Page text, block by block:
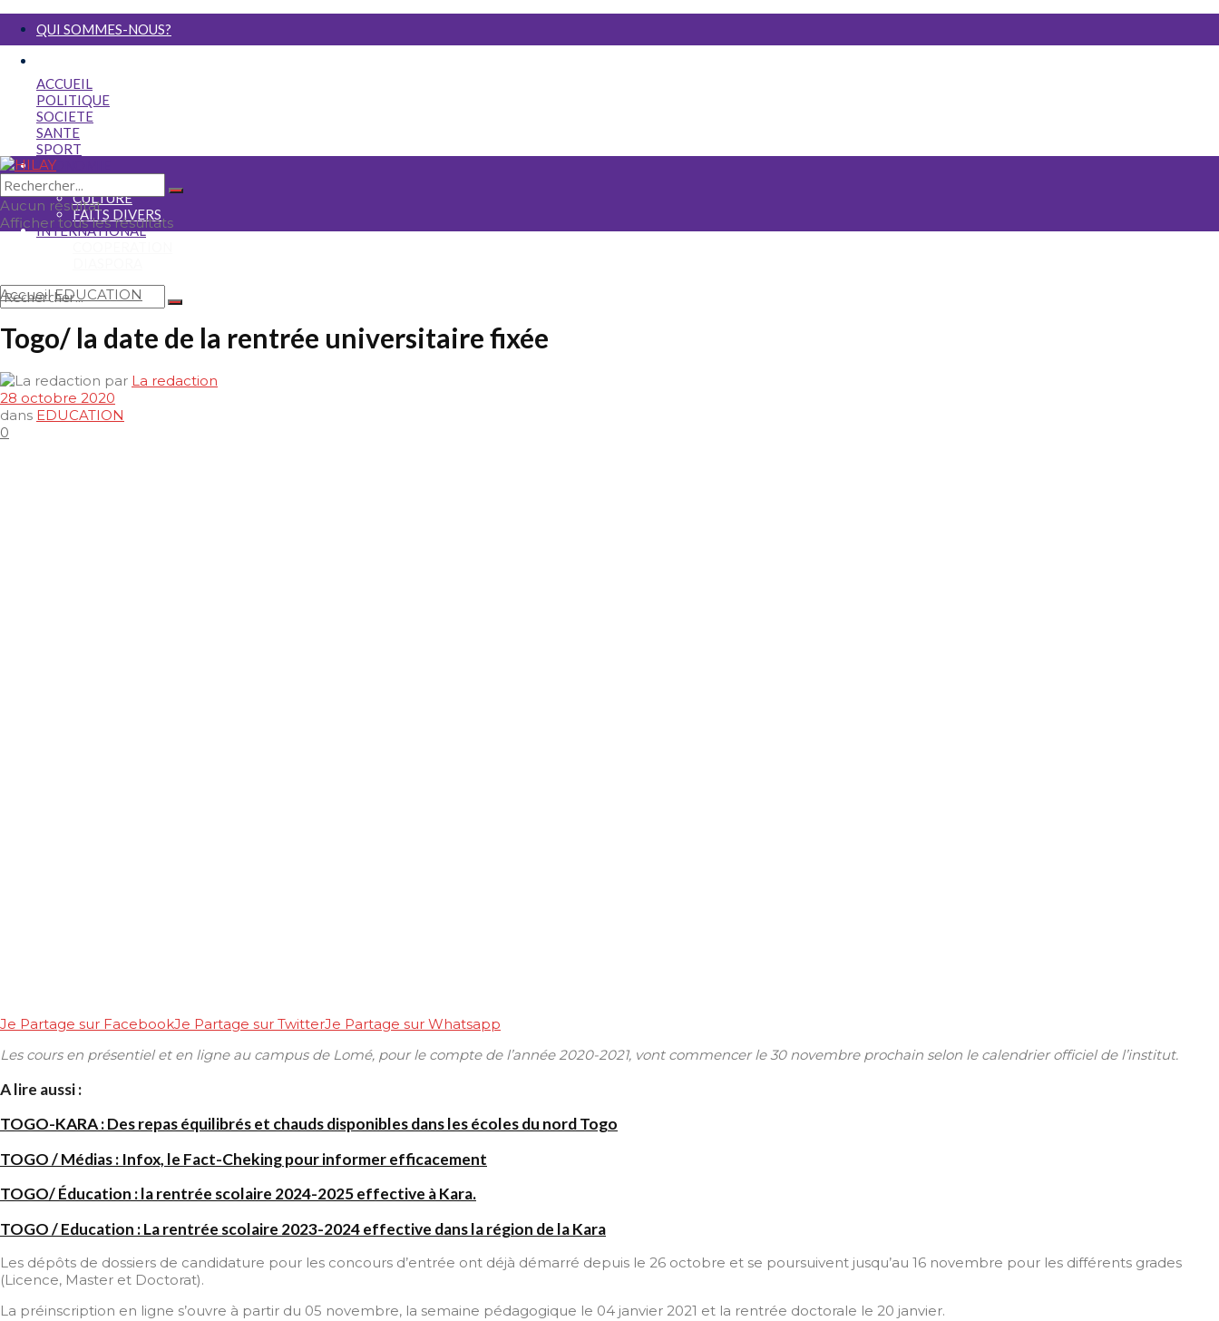
QUI SOMMES-NOUS?
ACCUEIL
POLITIQUE
SOCIETE
SANTE
SPORT
ECONOMIE
MEDIA
CULTURE
FAITS DIVERS
INTERNATIONAL
Afficher tous les résultats
Aucun résultat
Afficher tous les résultats
Accueil EDUCATION
Togo/ la date de la rentrée universitaire fixée
par La redaction
28 octobre 2020
dans EDUCATION
0
Je Partage sur FacebookJe Partage sur TwitterJe Partage sur Whatsapp
Les cours en présentiel et en ligne au campus de Lomé, pour le compte de l’année 2020-2021, vont commencer le 30 novembre prochain selon le calendrier officiel de l’institut.
A lire aussi :
TOGO-KARA : Des repas équilibrés et chauds disponibles dans les écoles du nord Togo
TOGO / Médias : Infox, le Fact-Cheking pour informer efficacement
TOGO/ Éducation : la rentrée scolaire 2024-2025 effective à Kara.
TOGO / Education : La rentrée scolaire 2023-2024 effective dans la région de la Kara
Les dépôts de dossiers de candidature pour les concours d’entrée ont déjà démarré depuis le 26 octobre et se poursuivent jusqu’au 16 novembre pour les différents grades
(Licence, Master et Doctorat).
La préinscription en ligne s’ouvre à partir du 05 novembre, la semaine pédagogique le 04 janvier 2021 et la rentrée doctorale le 20 janvier.